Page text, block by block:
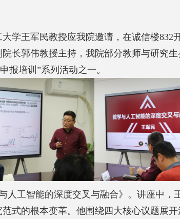
大学王军民教授应我院邀请 ， 在诚信楼832
长郭伟教授主持， 我院部分教师与研究
报培训”系列活动之一。
人工智能的深度交叉与融合》 。 讲座中，
式的根本变革。他围绕四大核心议题展